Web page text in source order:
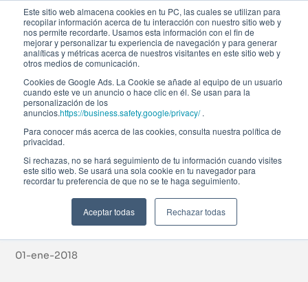
Este sitio web almacena cookies en tu PC, las cuales se utilizan para
recopilar información acerca de tu interacción con nuestro sitio web y
nos permite recordarte. Usamos esta información con el fin de
mejorar y personalizar tu experiencia de navegación y para generar
analíticas y métricas acerca de nuestros visitantes en este sitio web y
otros medios de comunicación.
Cookies de Google Ads. La Cookie se añade al equipo de un usuario
cuando este ve un anuncio o hace clic en él. Se usan para la
personalización de los
anuncios.https://business.safety.google/privacy/.
Para conocer más acerca de las cookies, consulta nuestra política de
privacidad.
Si rechazas, no se hará seguimiento de tu información cuando visites
este sitio web. Se usará una sola cookie en tu navegador para
recordar tu preferencia de que no se te haga seguimiento.
Aceptar todas Rechazar todas
Noticias
¿Qué Futuro le Espera
a la Industria
Financiera?
01-ene-2018